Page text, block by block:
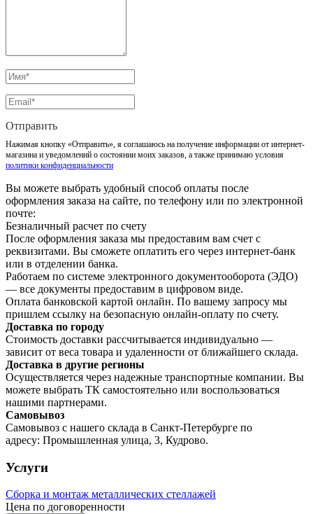
Отправить
Нажимая кнопку «Отправить», я соглашаюсь на получение информации от интернет-
магазина и уведомлений о состоянии моих заказов, а также принимаю условия
политики конфиденциальности
Вы можете выбрать удобный способ оплаты после
оформления заказа на сайте, по телефону или по электронной
почте:
Безналичный расчет по счету
После оформления заказа мы предоставим вам счет с
реквизитами. Вы сможете оплатить его через интернет-банк
или в отделении банка.
Работаем по системе электронного документооборота (ЭДО)
— все документы предоставим в цифровом виде.
Оплата банковской картой онлайн. По вашему запросу мы
пришлем ссылку на безопасную онлайн-оплату по счету.
Доставка по городу
Стоимость доставки рассчитывается индивидуально —
зависит от веса товара и удаленности от ближайшего склада.
Доставка в другие регионы
Осуществляется через надежные транспортные компании. Вы
можете выбрать ТК самостоятельно или воспользоваться
нашими партнерами.
Самовывоз
Самовывоз с нашего склада в Санкт-Петербурге по
адресу: Промышленная улица, 3, Кудрово.
Услуги
Сборка и монтаж металлических стеллажей
Цена по договоренности